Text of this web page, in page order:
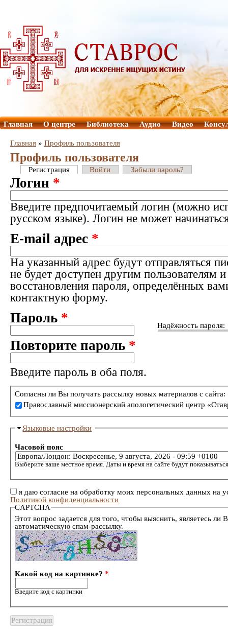
Главная О центре Библиотека Аудио Видео
Главная » Профиль пользователя
Профиль пользователя
Регистрация Войти Забыли пароль?
Логин *
Введите предпочитаемый логин (можно
русском языке). Логин не может
E-mail адрес *
На указанный адрес будут отправляться
не будет доступен другим пользователям
восстановления пароля, определённых
контактную форму.
Надёжность пароля:
Пароль *
Повторите пароль *
Введите пароль в оба поля.
Согласны ли Вы получать рассылку новых материалов с сайта:
Православный миссионерский апологетический центр
Языковые настройки
Часовой пояс
Выберите ваше местное время. Даты и время на сайте будут
я даю согласие на обработку моих персональных данных на
Политикой конфиденциальности
CAPTCHA
Этот вопрос задается для того, чтобы выяснить, являетесь ли
автоматическую спам-рассылку.
Какой код на картинке?*
Введите код с картинки